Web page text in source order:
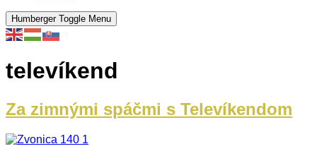
Humberger Toggle Menu
televíkend
Za zimnými spáčmi s Televíkendom